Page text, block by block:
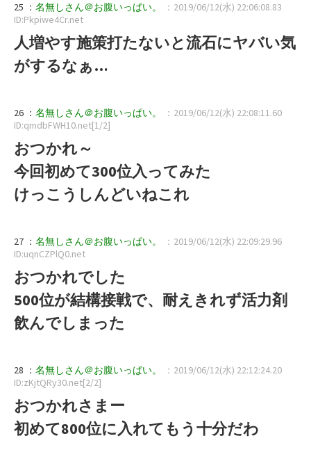
25 ： 名無しさん＠お腹いっぱい。
：2019/06/12(水) 22:06:08.83
ID:Pkpiwe4Cr.net
人増やす施策打たないと流石にヤバい気
がするなぁ…
26 ： 名無しさん＠お腹いっぱい。
：2019/06/12(水) 22:08:11.60
ID:qmdbFWH10.net[1/2]
おつかれ～
今回初めて300位入ってみた
けっこうしんどいねこれ
27 ： 名無しさん＠お腹いっぱい。
：2019/06/12(水) 22:09:29.96
ID:uqnCZPlQ0.net
おつかれでした
500位が結構接戦で、耐えきれず活力剤
飲んでしまった
28 ： 名無しさん＠お腹いっぱい。
：2019/06/12(水) 22:12:24.20
ID:zKjtQRy30.net[2/2]
おつかれさまー
初めて800位に入れてもう十分だわ